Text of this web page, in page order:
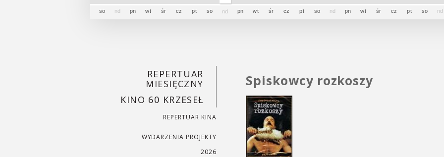
so nd pn wt śr cz pt so nd pn wt śr cz pt so nd pn wt śr cz pt so nd
REPERTUAR
MIESIĘCZNY
KINO 60 KRZESEŁ
REPERTUAR KINA
WYDARZENIA PROJEKTY
2026
Spiskowcy rozkoszy